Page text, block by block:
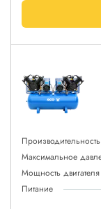
Производительность
Максимальное
Мощность двигателя
Питание